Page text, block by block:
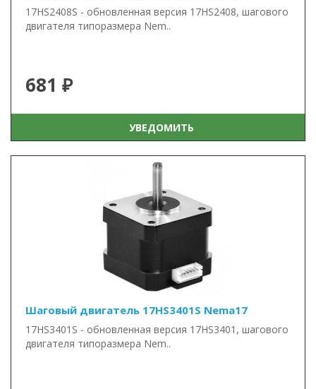
17HS2408S - обновленная версия 17HS2408, шагового
двигателя типоразмера Nem..
681 ₽
УВЕДОМИТЬ
Шаговый двигатель 17HS3401S Nema17
17HS3401S - обновленная версия 17HS3401, шагового
двигателя типоразмера Nem..